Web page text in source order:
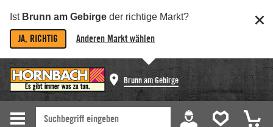
Ist Brunn am Gebirge der richtige Markt?
JA, RICHTIG Anderen Markt wählen
Brunn am Gebirge